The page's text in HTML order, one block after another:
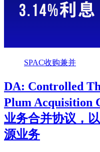
SPAC收购兼并
DA: Controlled
Plum Acquisition
业务合并协议，
源业务